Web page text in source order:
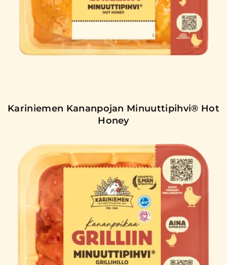
Kariniemen Kananpojan Minuuttipihvi® Hot
Honey